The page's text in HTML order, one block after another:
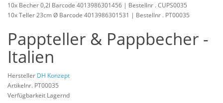
10x Becher 0,2l Barcode 4013986301456 | Bestellnr . CUPS0035
10x Teller 23cm Ø Barcode 4013986301531 | Bestellnr . PT00035
Pappteller & Pappbecher -
Italien
Hersteller DH Konzept
Artikelnr. PT00035
Verfügbarkeit Lagernd